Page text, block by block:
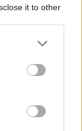
it to other
otros